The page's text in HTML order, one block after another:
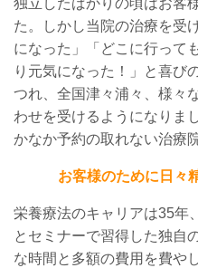
独立したばかりの頃はお客
た。しかし当院の治療を受
になった」「どこに行って
り元気になった！」と喜び
つれ、全国津々浦々、様々
わせを受けるようになりま
かなか予約の取れない治療
お客様のために日々
栄養療法のキャリアは35年
とセミナーで習得した独自
な時間と多額の費用を費や